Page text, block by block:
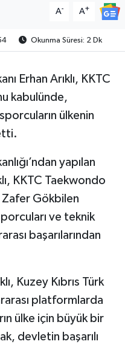
A- A+
Okunma Süresi: 2 Dk
Erhan Arıklı, KKTC
kabulünde,
ülkenin
yapılan
KKTC Taekwondo
Zafer Gökbilen
ve teknik
başarılarından
Kuzey Kıbrıs Türk
platformlarda
ülke için büyük bir
devletin başarılı